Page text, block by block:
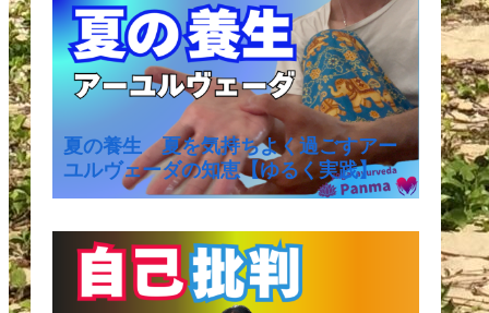
夏の養生 夏を気持ちよく過ごすアー
ユルヴェーダの知恵【ゆるく実践】